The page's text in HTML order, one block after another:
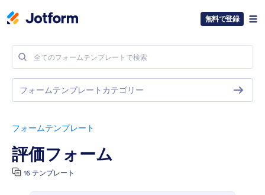
無料で登録
フォームテンプレート
評価フォーム
16 テンプレート
フォームテンプレートカテゴリー